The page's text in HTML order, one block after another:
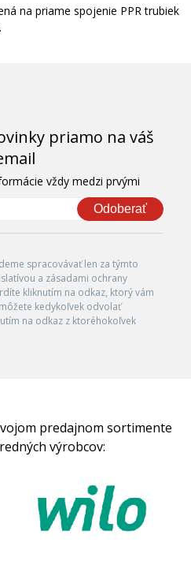
na priame spojenie PPR trubiek
priamo na váš
vždy medzi prvými
Odoberať
spracovávať len za týmto
a zásadami ochrany
kliknutím na odkaz, ktorý vám
kedykoľvek odvolať
na odkaz z ktoréhokoľvek
predajnom sortimente
výrobcov: